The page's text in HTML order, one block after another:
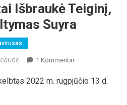
Išbraukė Teiginį,
Suyra
1 KommentarZu
CDC
2022 m. rugpjūčio 13 d.